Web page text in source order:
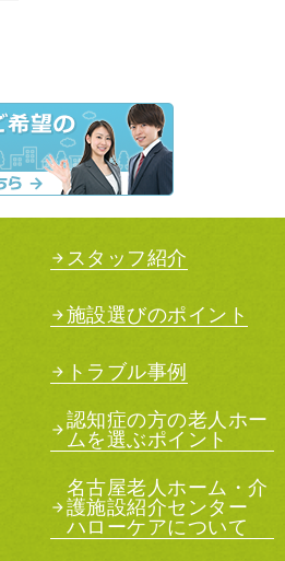
スタッフ紹介
施設選びのポイント
トラブル事例
認知症の方の老人ホー
ムを選ぶポイント
名古屋老人ホーム・介
護施設紹介センター
ハローケアについて